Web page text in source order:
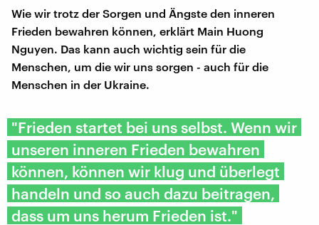
Wie wir trotz der Sorgen und Ängste den inneren
Frieden bewahren können, erklärt Main Huong
Nguyen. Das kann auch wichtig sein für die
Menschen, um die wir uns sorgen - auch für die
Menschen in der Ukraine.
"Frieden startet bei uns selbst. Wenn wir
unseren inneren Frieden bewahren
können, können wir klug und überlegt
handeln und so auch dazu beitragen,
dass um uns herum Frieden ist."